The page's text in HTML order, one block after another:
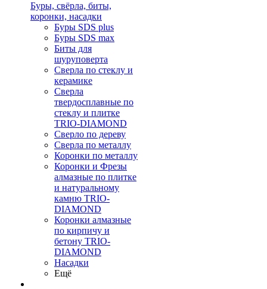
Буры, свёрла, биты,
коронки, насадки
Буры SDS plus
Буры SDS max
Биты для
шуруповерта
Сверла по стеклу и
керамике
Сверла
твердосплавные по
стеклу и плитке
TRIO-DIAMOND
Сверло по дереву
Сверла по металлу
Коронки по металлу
Коронки и Фрезы
алмазные по плитке
и натуральному
камню TRIO-
DIAMOND
Коронки алмазные
по кирпичу и
бетону TRIO-
DIAMOND
Насадки
Ещё